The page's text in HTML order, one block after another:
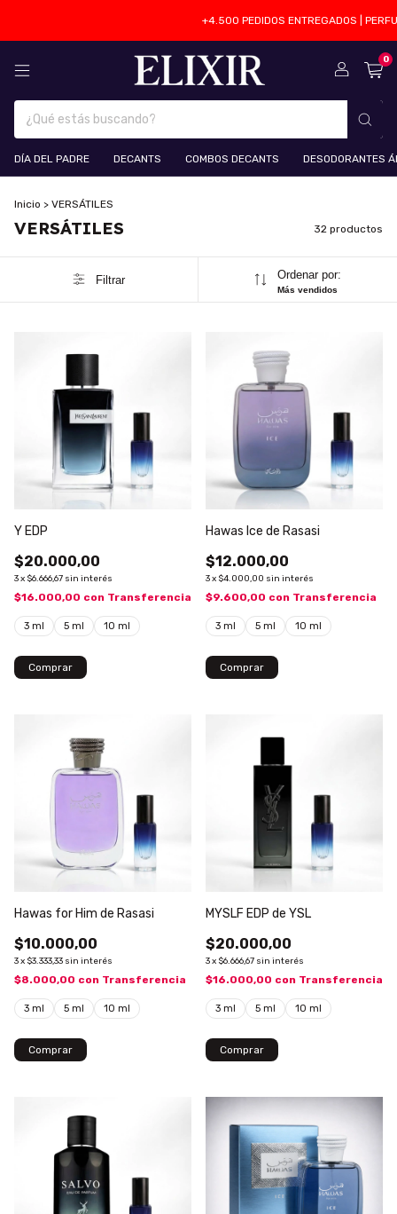
+4.500 PEDIDOS ENTREGADOS | PERFUMES
0
DÍA DEL PADRE DECANTS COMBOS DECANTS DESODORANTES
Inicio > VERSÁTILES
VERSÁTILES 32 productos
Filtrar Ordenar por:
Más vendidos
Y EDP
$20.000,00
3x $6.666,67 sin interés
$16.000,00 con Transferencia
3 ml 5 ml 10 ml
Comprar
Hawas Ice de Rasasi
$12.000,00
3x $4.000,00 sin interés
$9.600,00 con Transferencia
3 ml 5 ml 10 ml
Comprar
Hawas for Him de Rasasi
$10.000,00
3x $3.333,33 sin interés
$8.000,00 con Transferencia
3 ml 5 ml 10 ml
Comprar
MYSLF EDP de YSL
$20.000,00
3x $6.666,67 sin interés
$16.000,00 con Transferencia
3 ml 5 ml 10 ml
Comprar